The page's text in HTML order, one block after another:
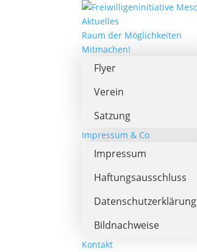
Aktuelles
Raum der Möglichkeiten
Mitmachen!
Flyer
Verein
Satzung
Impressum & Co
Impressum
Haftungsausschluss
Datenschutzerklärung
Bildnachweise
Kontakt